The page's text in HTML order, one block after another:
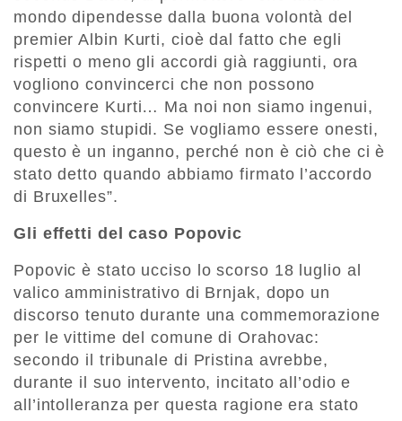
mondo dipendesse dalla buona volontà del
premier Albin Kurti, cioè dal fatto che egli
rispetti o meno gli accordi già raggiunti, ora
vogliono convincerci che non possono
convincere Kurti… Ma noi non siamo ingenui,
non siamo stupidi. Se vogliamo essere onesti,
questo è un inganno, perché non è ciò che ci è
stato detto quando abbiamo firmato l’accordo
di Bruxelles”.
Gli effetti del caso Popovic
Popovic è stato ucciso lo scorso 18 luglio al
valico amministrativo di Brnjak, dopo un
discorso tenuto durante una commemorazione
per le vittime del comune di Orahovac:
secondo il tribunale di Pristina avrebbe,
durante il suo intervento, incitato all’odio e
all’intolleranza per questa ragione era stato